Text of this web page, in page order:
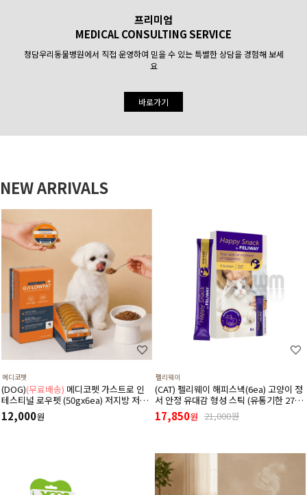
프리미엄
MEDICAL CONSULTING SERVICE
청담우리동물병원에서 직접 운영하여 믿을 수 있는 특별한 상담을 경험해 보세
요
바로가기
NEW ARRIVALS
메디코펫
(DOG)(무료배송) 메디코펫 가스트로 인
테스티널 로우펫 (50gx6ea) 저지방 저단
백 췌장염 고지혈증에 도움 주는 처방 습
식 캔 보조식
12,000원
펠리웨이
(CAT) 펠리웨이 해피스낵(6ea) 고양이 정
서 안정 유대감 형성 스틱 (유통기한 27년
1월 1일)
17,850원 21,000원